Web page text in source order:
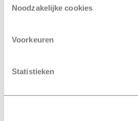
Noodzakelijke cookies
Voorkeuren
Statistieken
Eenvoudig online